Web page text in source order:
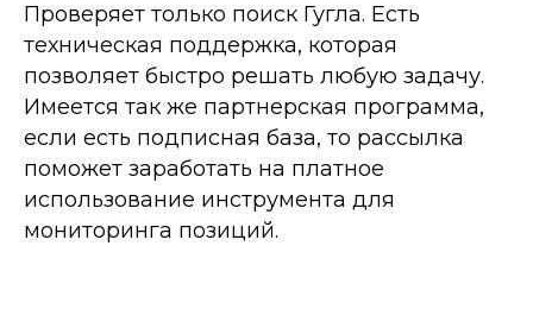
Проверяет только поиск Гугла. Есть
техническая поддержка, которая
позволяет быстро решать любую задачу.
Имеется так же партнерская программа,
если есть подписная база, то рассылка
поможет заработать на платное
использование инструмента для
мониторинга позиций.